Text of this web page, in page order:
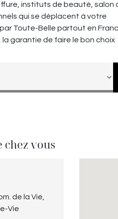
instituts de beauté, salon
qui se déplacent à votre
Toute-Belle partout en
la garantie de faire le bon choix
chez vous
de la Vie,
Vie